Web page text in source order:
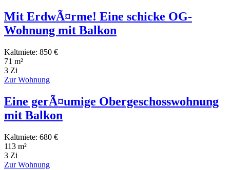
Mit ErdwÃ¤rme! Eine schicke OG-
Wohnung mit Balkon
Kaltmiete: 850 €
71 m²
3 Zi
Zur Wohnung
Eine gerÃ¤umige Obergeschosswohnung
mit Balkon
Kaltmiete: 680 €
113 m²
3 Zi
Zur Wohnung